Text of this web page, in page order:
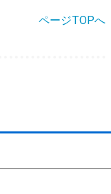
ページTOPへ